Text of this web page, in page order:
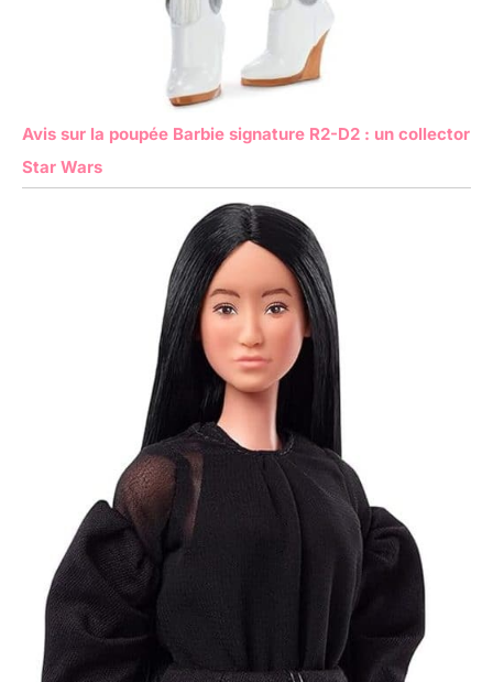
Avis sur la poupée Barbie signature R2-D2 : un collector
Star Wars